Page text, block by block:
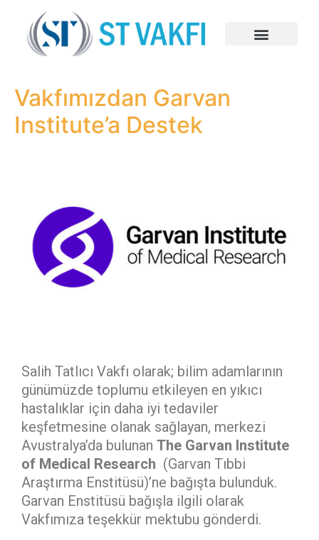
Vakfımızdan Garvan
Institute’a Destek
Salih Tatlıcı Vakfı olarak; bilim adamlarının
günümüzde toplumu etkileyen en yıkıcı
hastalıklar için daha iyi tedaviler
keşfetmesine olanak sağlayan, merkezi
Avustralya’da bulunan The Garvan Institute
of Medical Research (Garvan Tıbbi
Araştırma Enstitüsü)’ne bağışta bulunduk.
Garvan Enstitüsü bağışla ilgili olarak
Vakfımıza teşekkür mektubu gönderdi.